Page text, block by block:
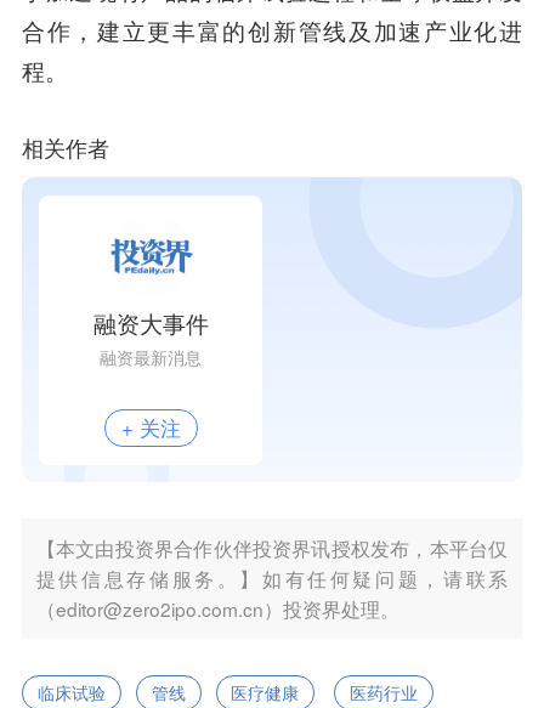
合作，建立更丰富的创新管线及加速产业化进
程。
相关作者
融资大事件
融资最新消息
+ 关注
【本文由投资界合作伙伴投资界讯授权发布，本平台仅
提供信息存储服务。】如有任何疑问题，请联系
（editor@zero2ipo.com.cn）投资界处理。
临床试验 管线 医疗健康 医药行业